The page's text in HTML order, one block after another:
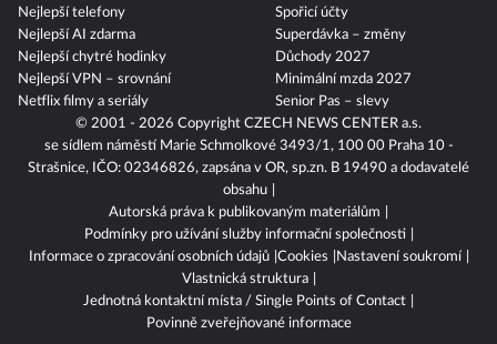
Nejlepší telefony
Nejlepší AI zdarma
Nejlepší chytré hodinky
Nejlepší VPN – srovnání
Netflix filmy a seriály
Spořicí účty
Superdávka – změny
Důchody 2027
Minimální mzda 2027
Senior Pas – slevy
© 2001 - 2026 Copyright CZECH NEWS CENTER a.s.
se sídlem náměstí Marie Schmolkové 3493/1, 100 00 Praha 10 -
Strašnice, IČO: 02346826, zapsána v OR, sp.zn. B 19490 a dodavatelé
obsahu
Autorská práva k publikovaným materiálům
Podmínky pro užívání služby informační společnosti
Informace o zpracování osobních údajů Cookies
Nastavení soukromí
Vlastnická struktura
Jednotná kontaktní místa / Single Points of Contact
Povinně zveřejňované informace